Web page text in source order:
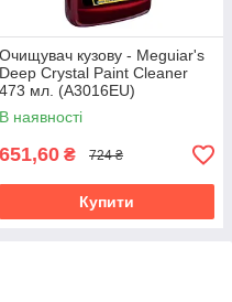
Очищувач кузову - Meguiar's
Deep Crystal Paint Cleaner
473 мл. (A3016EU)
В наявності
651,60 ₴ 724 ₴
Купити